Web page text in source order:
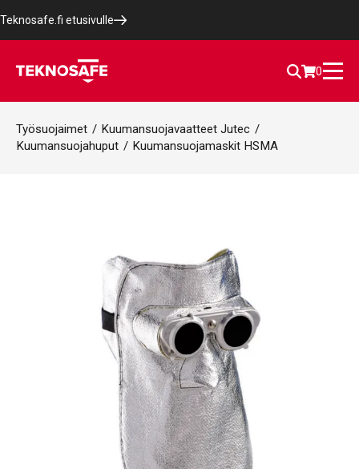
Teknosafe.fi etusivulle
0
Työsuojaimet / Kuumansuojavaatteet Jutec /
Kuumansuojahuput / Kuumansuojamaskit HSMA